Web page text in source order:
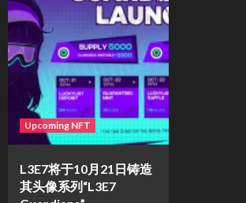
Upcoming NFT
L3E7将于10月21日铸造
其头像系列“L3E7